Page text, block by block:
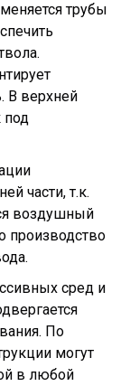
трубы
В верхней
под
части, т.к.
воздушный
производство
сред и
По
могут
в любой